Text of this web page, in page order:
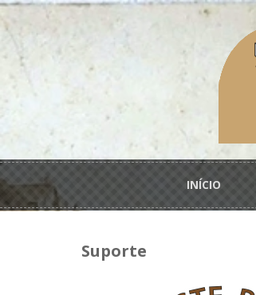
Passar para o conteúdo principal
Menu principal INÍCIO
Suporte